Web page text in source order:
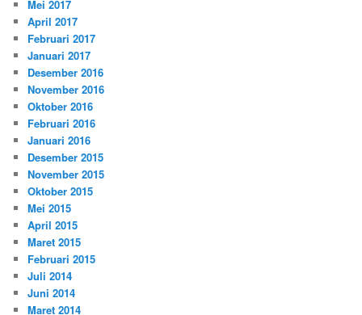
Mei 2017
April 2017
Februari 2017
Januari 2017
Desember 2016
November 2016
Oktober 2016
Februari 2016
Januari 2016
Desember 2015
November 2015
Oktober 2015
Mei 2015
April 2015
Maret 2015
Februari 2015
Juli 2014
Juni 2014
Maret 2014